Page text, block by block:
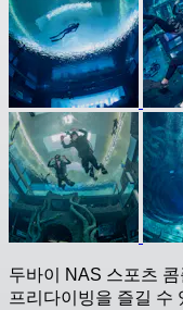
두바이 NAS 스포츠
프리다이빙을 즐길 수